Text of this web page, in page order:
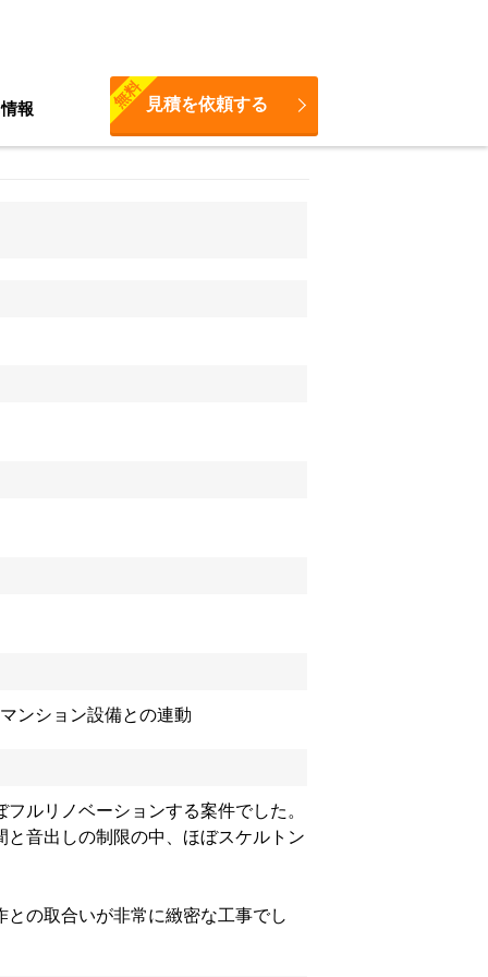
報 見積を依頼する
無料
ンション設備との連動
ルリノベーションする案件でした。
音出しの制限の中、ほぼスケルトン
の取合いが非常に緻密な工事でし